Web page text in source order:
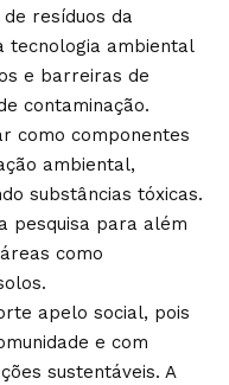
resíduos da
tecnologia ambiental
e barreiras de
contaminação.
como componentes
ambiental,
substâncias tóxicas.
pesquisa para além
como
apelo social, pois
e com
sustentáveis. A